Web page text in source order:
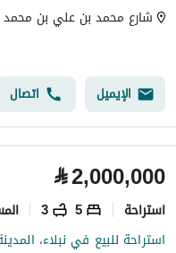
الإيميل اتصال
⃁2,000,000
استراحة 5
3
استراحة للبيع في نبلاء،